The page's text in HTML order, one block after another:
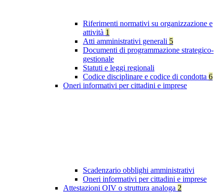
Riferimenti normativi su organizzazione e
attività 1
Atti amministrativi generali 5
Documenti di programmazione strategico-
gestionale
Statuti e leggi regionali
Codice disciplinare e codice di condotta 6
Oneri informativi per cittadini e imprese
Scadenzario obblighi amministrativi
Oneri informativi per cittadini e imprese
Attestazioni OIV o struttura analoga 2